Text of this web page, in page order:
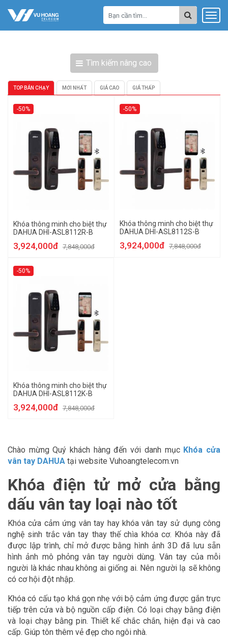
Tìm kiếm nâng cao
TOP BÁN CHẠY MỚI NHẤT GIÁ CAO GIÁ THẤP
-50%
Khóa thông minh cho biệt thự
DAHUA DHI-ASL8112R-B
3,924,000đ 7,848,000đ
-50%
Khóa thông minh cho biệt thự
DAHUA DHI-ASL8112S-B
3,924,000đ 7,848,000đ
-50%
Khóa thông minh cho biệt thự
DAHUA DHI-ASL8112K-B
3,924,000đ 7,848,000đ
Chào mừng Quý khách hàng đến với danh mục Khóa cửa
vân tay DAHUA tại website Vuhoangtelecom.vn
Khóa điện tử mở cửa bằng
dấu vân tay loại nào tốt
Khóa cửa cảm ứng vân tay hay khóa vân tay sử dụng công
nghệ sinh trắc vân tay thay thế chìa khóa cơ. Khóa này đã
được lập trình, chỉ mở được bằng hình ảnh 3D đã lưu sẵn
hình ảnh mô phỏng vân tay người dùng. Vân tay của mỗi
người là khác nhau không ai giống ai. Nên người lạ sẽ không
có cơ hội đột nhập.
Khóa có cấu tạo khá gọn nhẹ với bộ cảm ứng được gắn trực
tiếp trên cửa và bộ nguồn cấp điện. Có loại chạy bằng điện
và loại chạy bằng pin. Thiết kế chắc chắn, hiện đại và cao
cấp. Giúp tôn thêm vẻ đẹp cho ngôi nhà.